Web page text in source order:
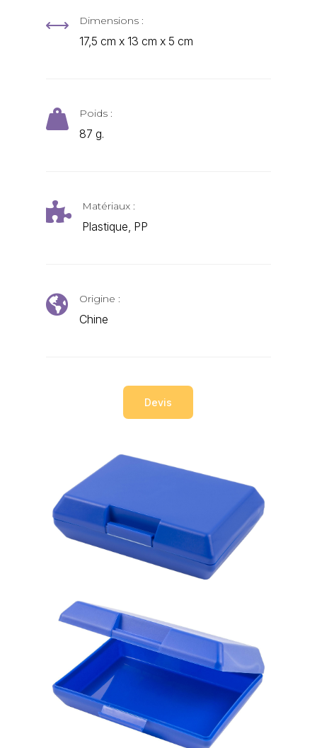
, Dimensions :
17,5 cm x 13 cm x 5 cm
 Poids :
87 g.
 Matériaux :
Plastique, PP
 Origine :
Chine
Devis